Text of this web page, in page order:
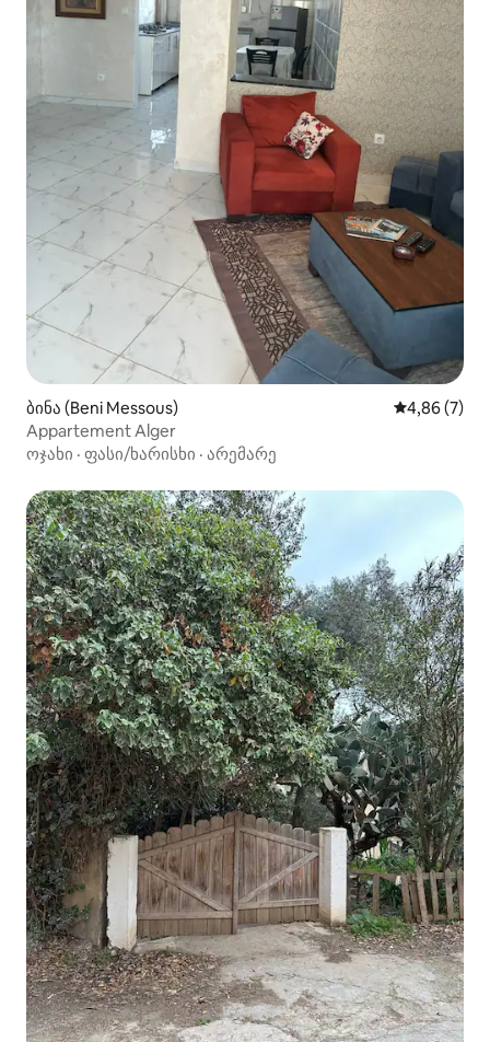
ბინა (Beni Messous) საშუალო
4,86 (7)
Appartement Alger
ოჯახი · ფასი/ხარისხი · არემარე